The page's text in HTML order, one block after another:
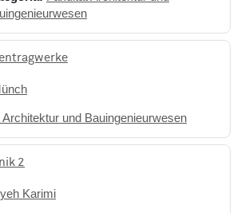
Architektur und Bauingenieurwesen
2
Karimi